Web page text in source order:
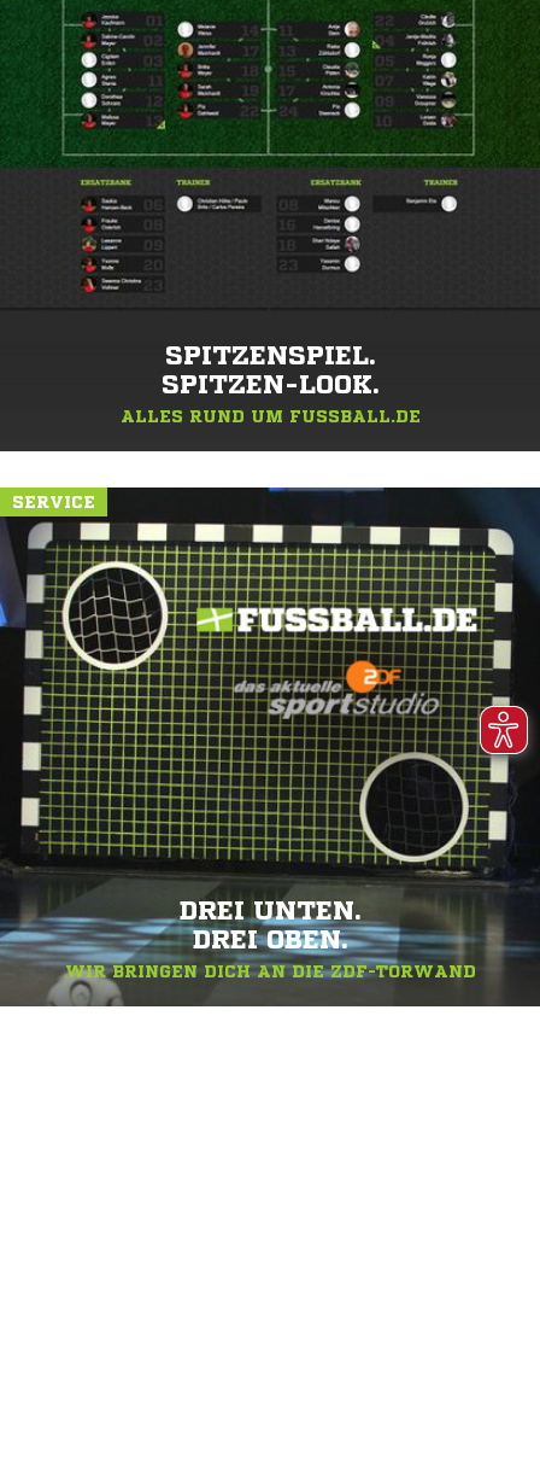
SPITZENSPIEL.
SPITZEN-LOOK.
ALLES RUND UM FUSSBALL.DE
SERVICE
DREI UNTEN.
DREI OBEN.
WIR BRINGEN DICH AN DIE ZDF-TORWAND